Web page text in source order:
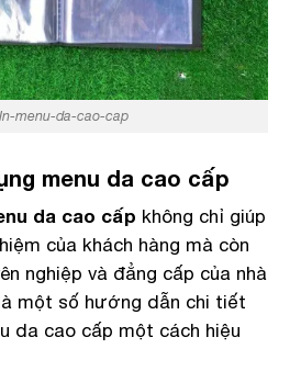
In-menu-da-cao-cap
menu da cao cấp
da cao cấp không chỉ giúp
của khách hàng mà còn
nghiệp và đẳng cấp của nhà
một số hướng dẫn chi tiết
da cao cấp một cách hiệu